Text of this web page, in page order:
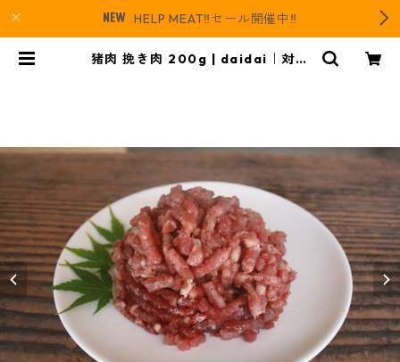
HELP MEAT‼️セール開催中‼️
猪肉 挽き肉 200g | daidai｜対馬